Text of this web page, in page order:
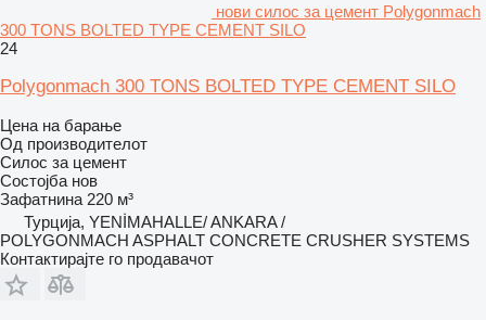
нови силос за цемент Polygonmach
300 TONS BOLTED TYPE CEMENT SILO
24
Polygonmach 300 TONS BOLTED TYPE CEMENT SILO
Цена на барање
Од производителот
Силос за цемент
Состојба нов
Зафатнина 220 м³
Турција, YENİMAHALLE/ ANKARA /
POLYGONMACH ASPHALT CONCRETE CRUSHER SYSTEMS
Контактирајте го продавачот